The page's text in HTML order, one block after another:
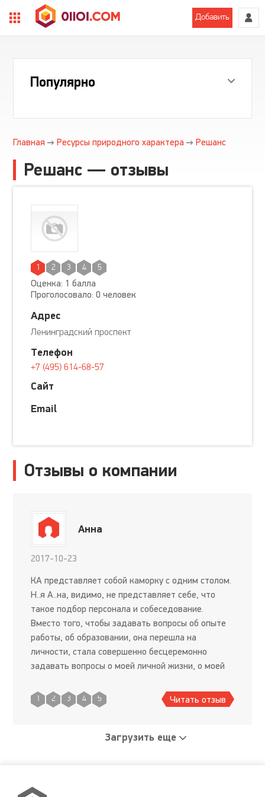
Добавить
Популярно
Главная Ресурсы природного характера Решанс
Решанс — отзывы
1 2 3 4 5
Оценка: 1 балла
Проголосовало: 0 человек
Адрес
Ленинградский проспект
Телефон
+7 (495) 614-68-57
Сайт
Email
Отзывы о компании
Анна
2017-10-23
КА представляет собой каморку с одним столом.
Н..я А..на, видимо, не представляет себе, что
такое подбор персонала и собеседование.
Вместо того, чтобы задавать вопросы об опыте
работы, об образовании, она перешла на
личности, стала совершенно бесцеремонно
задавать вопросы о моей личной жизни, о моей
знакомо.До собеседования было
1 2 3 4 5 Читать отзыв
Загрузить еще